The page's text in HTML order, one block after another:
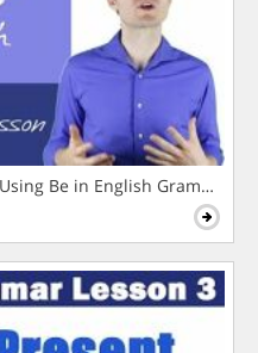
Be in English Grammar